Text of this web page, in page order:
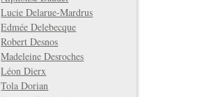
Lucie Delarue-Mardrus
Edmée Delebecque
Robert Desnos
Madeleine Desroches
Léon Dierx
Tola Dorian